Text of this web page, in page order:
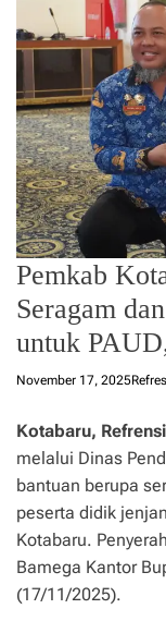
Pemkab
Seragam
untuk
November 17, 2025
Kotabaru,
melalui Dinas
bantuan berupa
peserta didik
Kotabaru.
Bamega Kantor
(17/11/2025).